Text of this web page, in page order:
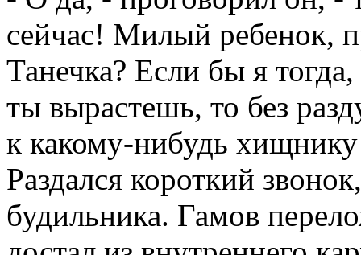
сейчас! Милый ребенок,
Танечка? Если бы я
ты вырастешь, то без
к какому-нибудь
Раздался короткий
будильника. Гамов